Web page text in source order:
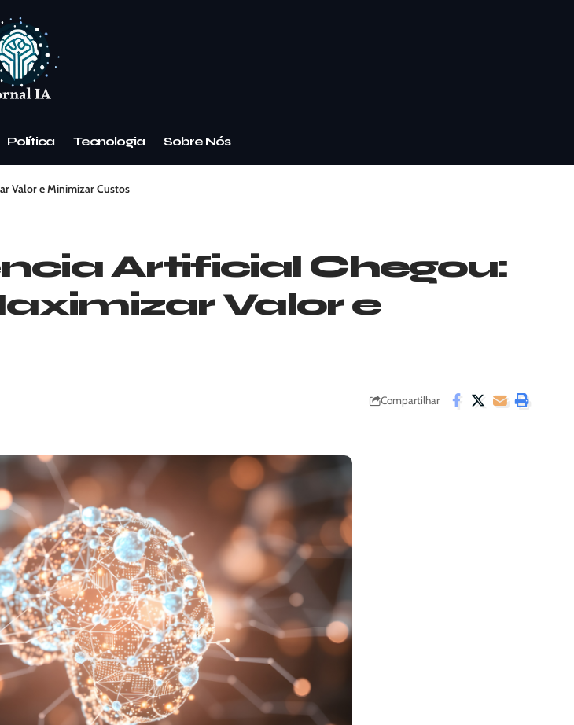
Política Tecnologia Sobre Nós
Valor e Minimizar Custos
Artificial Chegou:
Valor e
Compartilhar